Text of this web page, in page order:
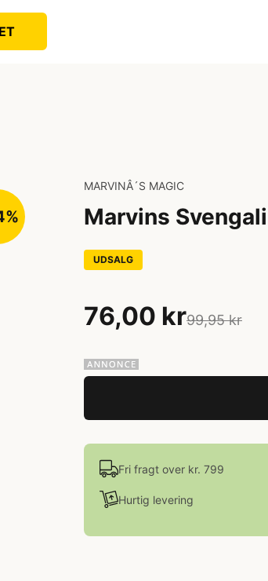
MARVINÂ´S MAGIC
Marvins
UDSALG
76,00 kr99,95 kr
Fri fragt over kr. 799
Hurtig levering